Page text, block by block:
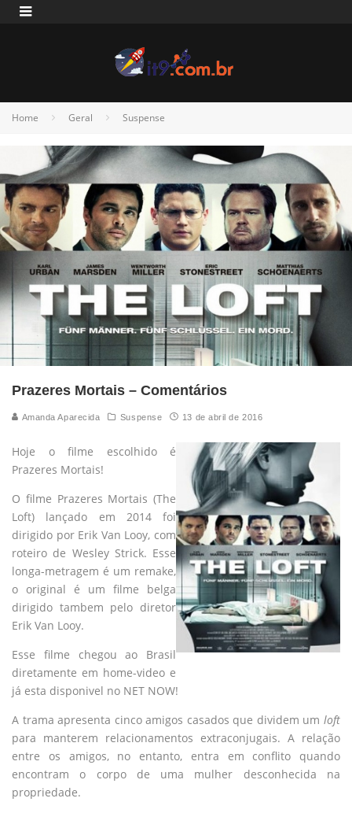
Home Geral Suspense
Prazeres Mortais – Comentários
Amanda Aparecida Suspense 13 de abril de 2016
Hoje o filme escolhido é
Prazeres Mortais!
O filme Prazeres Mortais (The
Loft) lançado em 2014 foi
dirigido por Erik Van Looy, com
roteiro de Wesley Strick. Esse
longa-metragem é um remake,
o original é um filme belga
dirigido tambem pelo diretor
Erik Van Looy.
Esse filme chegou ao Brasil
diretamente em home-video e
já esta disponivel no NET NOW!
A trama apresenta cinco amigos casados que dividem um loft
para manterem relacionamentos extraconjugais. A relação
entre os amigos, no entanto, entra em conflito quando
encontram o corpo de uma mulher desconhecida na
propriedade.